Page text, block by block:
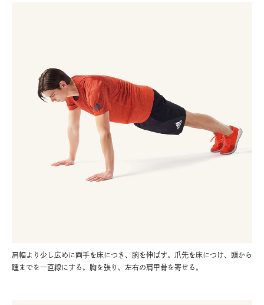
肩幅より少し広めに両手を床につき、腕を伸ばす。爪先を床につけ、頭から
踵までを一直線にする。胸を張り、左右の肩甲骨を寄せる。